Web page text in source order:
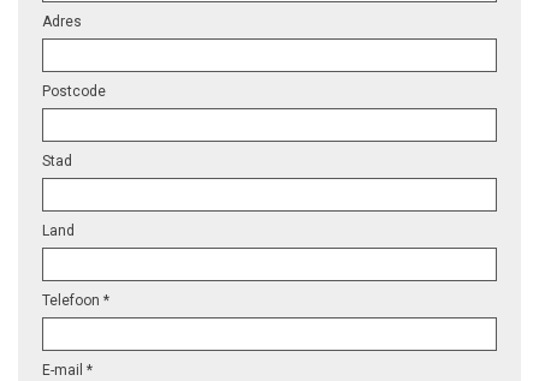
Adres
Postcode
Stad
Land
Telefoon *
E-mail *